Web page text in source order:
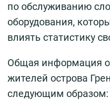
по обслуживанию
оборудования,
влиять статистику
Общая информация
жителей острова
следующим образом: